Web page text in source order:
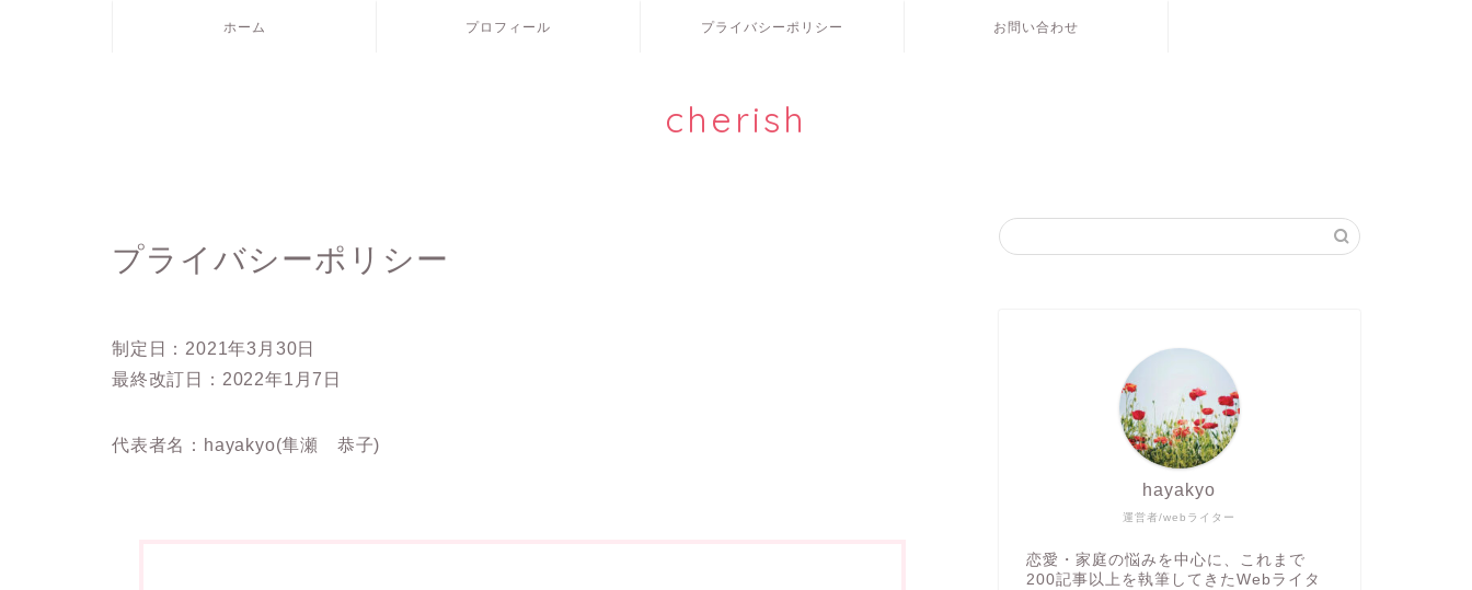
ホーム プロフィール プライバシーポリシー お問い合わせ
cherish
プライバシーポリシー
制定日：2021年3月30日
最終改訂日：2022年1月7日
代表者名：hayakyo(隼瀬 恭子)
運営者/webライター
hayakyo
恋愛・家庭の悩みを中心に、これまで
200記事以上を執筆してきたWebライタ